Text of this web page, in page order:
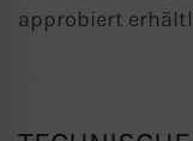
approbiert